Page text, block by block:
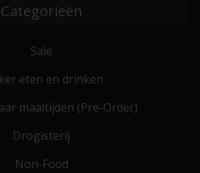
Categorieën
Sale
eten en drinken
maaltijden (Pre-Order)
Drogisterij
Non-Food